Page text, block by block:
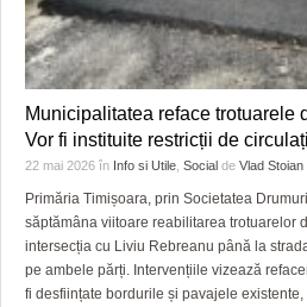
DIVERSE
HARTA TIMIŞOAREI
LICEE, ŞCOLI ŞI GRĂDINIŢE DIN
PRIMĂRIILE DIN TIMIŞ
SFATUL MEDICULUI
Municipalitatea reface trotuarele
Vor fi instituite restricții de
22 mai 2026 în Info si Utile Social de Vlad Stoian
Primăria Timișoara, prin Societatea
săptămâna viitoare reabilitarea trotuarelor
intersecția cu Liviu Rebreanu până la
pe ambele părți. Intervențiile vizează
fi desființate bordurile și pavajele